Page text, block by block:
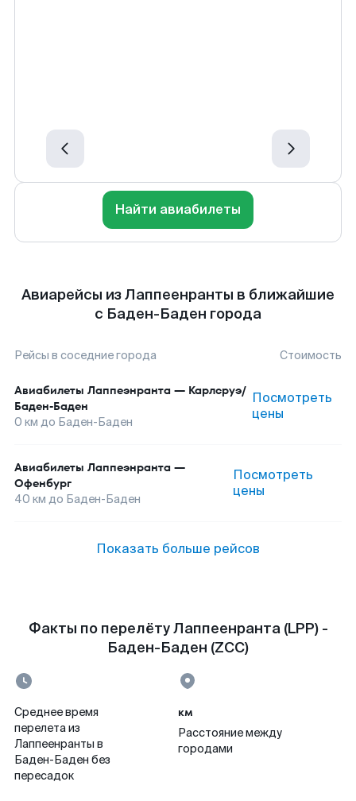
Найти авиабилеты
Авиарейсы из Лаппеенранты в ближайшие
с Баден-Баден города
Рейсы в соседние города Стоимость
Авиабилеты Лаппеэнранта — Карлсруэ/
Баден-Баден
0 км до Баден-Баден
Посмотреть
цены
Авиабилеты Лаппеэнранта —
Офенбург
40 км до Баден-Баден
Посмотреть
цены
Показать больше рейсов
Факты по перелёту Лаппеенранта (LPP) -
Баден-Баден (ZCC)
Среднее время
перелета из
Лаппеенранты в
Баден-Баден без
пересадок
км
Расстояние между
городами